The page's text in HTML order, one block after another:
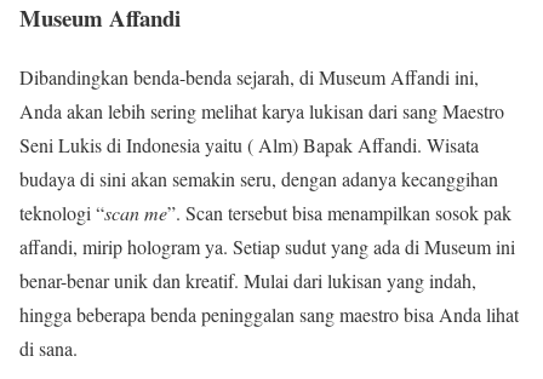
Museum Affandi
Dibandingkan benda-benda sejarah, di Museum Affandi ini,
Anda akan lebih sering melihat karya lukisan dari sang Maestro
Seni Lukis di Indonesia yaitu ( Alm) Bapak Affandi. Wisata
budaya di sini akan semakin seru, dengan adanya kecanggihan
teknologi “scan me”. Scan tersebut bisa menampilkan sosok pak
affandi, mirip hologram ya. Setiap sudut yang ada di Museum ini
benar-benar unik dan kreatif. Mulai dari lukisan yang indah,
hingga beberapa benda peninggalan sang maestro bisa Anda lihat
di sana.